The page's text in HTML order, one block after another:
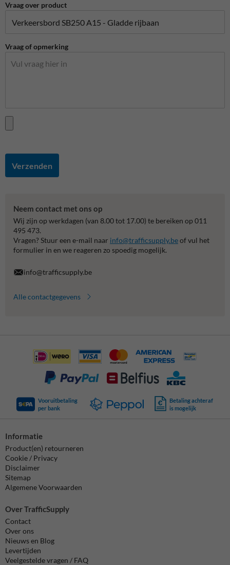
Vraag over product
Vraag of opmerking
Verzenden
Neem contact met ons op
Wij zijn op werkdagen (van 8.00 tot 17.00) te bereiken op 011
495 473.
Vragen? Stuur een e-mail naar info@trafficsupply.beof vul het
formulier in en we reageren zo spoedig mogelijk.
info@trafficsupply.be
Alle contactgegevens
Vooruitbetaling
per bank
Betaling achteraf
is mogelijk
Informatie
Product(en) retourneren
Cookie / Privacy
Disclaimer
Sitemap
Algemene Voorwaarden
Over TrafficSupply
Contact
Over ons
Nieuws en Blog
Levertijden
Veelgestelde vragen / FAQ